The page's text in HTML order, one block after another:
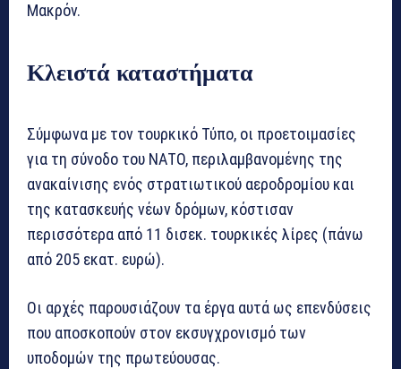
Μακρόν.
Κλειστά καταστήματα
Σύμφωνα με τον τουρκικό Τύπο, οι προετοιμασίες
για τη σύνοδο του ΝΑΤΟ, περιλαμβανομένης της
ανακαίνισης ενός στρατιωτικού αεροδρομίου και
της κατασκευής νέων δρόμων, κόστισαν
περισσότερα από 11 δισεκ. τουρκικές λίρες (πάνω
από 205 εκατ. ευρώ).
Οι αρχές παρουσιάζουν τα έργα αυτά ως επενδύσεις
που αποσκοπούν στον εκσυγχρονισμό των
υποδομών της πρωτεύουσας.